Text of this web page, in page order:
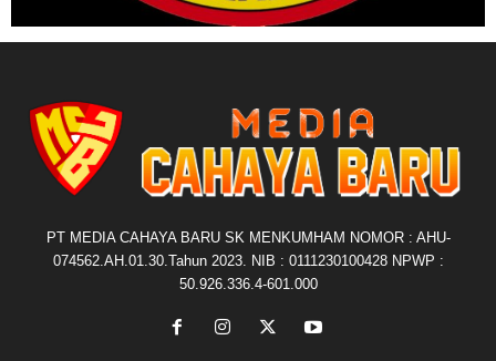
PT MEDIA CAHAYA BARU SK MENKUMHAM NOMOR : AHU-
074562.AH.01.30.Tahun 2023. NIB : 0111230100428 NPWP :
50.926.336.4-601.000